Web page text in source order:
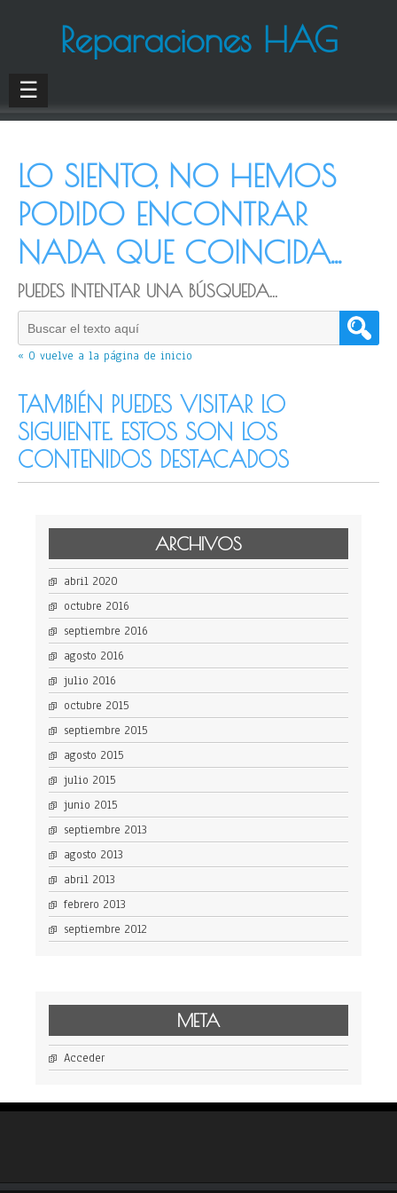
Reparaciones HAG
☰
LO SIENTO, NO HEMOS
PODIDO ENCONTRAR
NADA QUE COINCIDA...
PUEDES INTENTAR UNA BÚSQUEDA...
« O vuelve a la página de inicio
TAMBIÉN PUEDES VISITAR LO
SIGUIENTE. ESTOS SON LOS
CONTENIDOS DESTACADOS
ARCHIVOS
abril 2020
octubre 2016
septiembre 2016
agosto 2016
julio 2016
octubre 2015
septiembre 2015
agosto 2015
julio 2015
junio 2015
septiembre 2013
agosto 2013
abril 2013
febrero 2013
septiembre 2012
META
Acceder